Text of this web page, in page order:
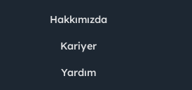
Hakkımızda
Kariyer
Yardım